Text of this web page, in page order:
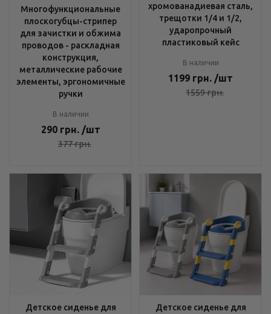
Многофункциональные
плоскогубцы-стрипер
для зачистки и обжима
проводов - раскладная
конструкция,
металлические рабочие
элементы, эргономичные
ручки
В наличии
290 грн. /шт
377грн.
хромованадиевая сталь,
трещотки 1/4 и 1/2,
ударопрочный
пластиковый кейс
В наличии
1199 грн. /шт
1559грн.
Детское сиденье для
Детское сиденье для